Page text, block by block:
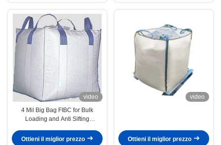
video
4 Mil Big Bag FIBC for Bulk
Loading and Anti Sifting
Ottieni il miglior prezzo
video
Ottieni il miglior prezzo